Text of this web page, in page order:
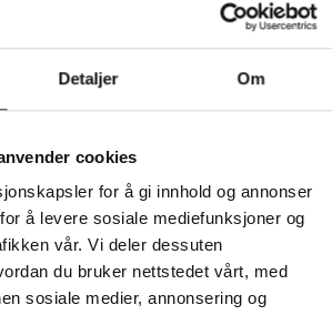
Detaljer Om
cookies
for å gi innhold og annonser
å levere sosiale mediefunksjoner og
vår. Vi deler dessuten
du bruker nettstedet vårt, med
sosiale medier, annonsering og
399,-
dbramante1928
for mobiltelefon
iPhone 15 Plus
285,-
På
nettlager